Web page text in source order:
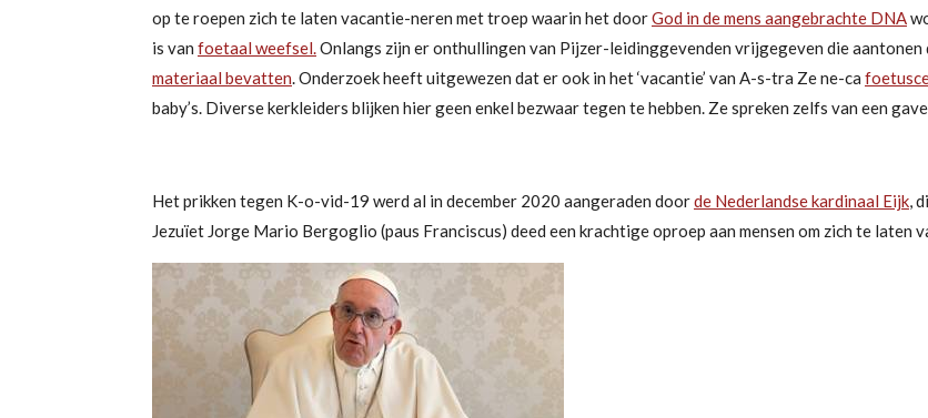
op teroepen zich te laten vacantie-neren mettroep waarin het doorGod in de mens aangebrachte DNA
is van foetaal weefsel.Onlangs zijn er onthullingen van Pijzer-leidinggevenden vrijgegeven die aantonen
materiaal bevatten. Onderzoek heeft uitgewezen dat er ook in het ‘vacantie’ van A-s-tra Ze ne-ca
baby’s. Diverse kerkleiders blijken hier geen enkel bezwaar tegen te hebben. Ze spreken zelfs van een
Het prikken tegen K-o-vid-19 werd al in december 2020 aangeraden doorde Nederlandse kardinaal Eijk,
Jezuïet Jorge Mario Bergoglio (paus Franciscus) deed een krachtige oproep aan mensen om zich te laten